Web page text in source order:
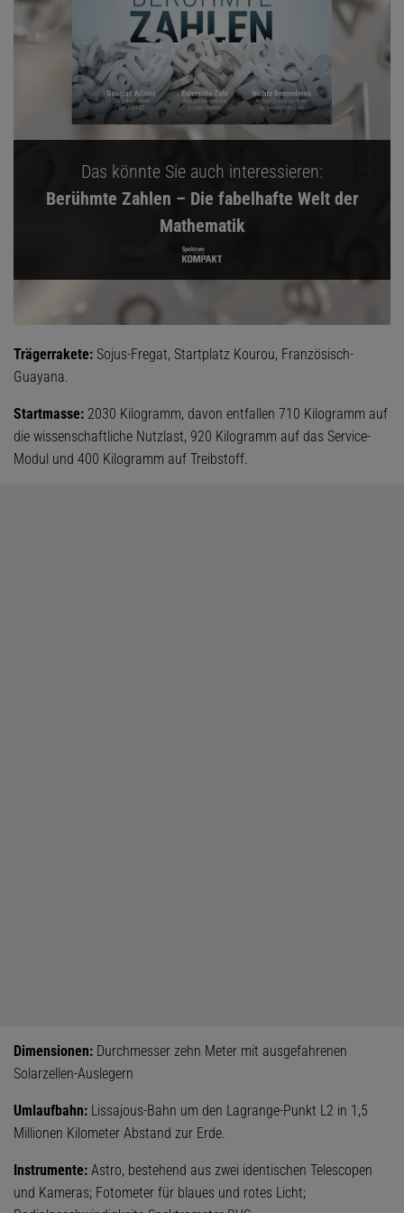
Das könnte Sie auch interessieren:
Berühmte Zahlen – Die fabelhafte Welt der
Mathematik
Trägerrakete: Sojus-Fregat, Startplatz Kourou, Französisch-
Guayana.
Startmasse: 2030 Kilogramm, davon entfallen 710 Kilogramm auf
die wissenschaftliche Nutzlast, 920 Kilogramm auf das Service-
Modul und 400 Kilogramm auf Treibstoff.
Dimensionen: Durchmesser zehn Meter mit ausgefahrenen
Solarzellen-Auslegern
Umlaufbahn: Lissajous-Bahn um den Lagrange-Punkt L2 in 1,5
Millionen Kilometer Abstand zur Erde.
Instrumente: Astro, bestehend aus zwei identischen Telescopen
und Kameras; Fotometer für blaues und rotes Licht;